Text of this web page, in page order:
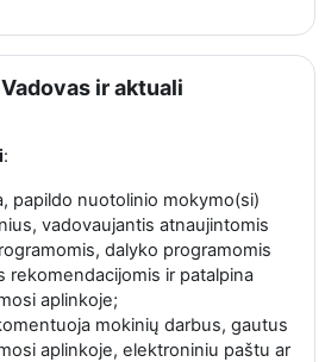
ir aktuali
:
papildo nuotolinio mokymo(si)
vadovaujantis atnaujintomis
dalyko programomis
rekomendacijomis ir patalpina
aplinkoje;
mokinių darbus, gautus
aplinkoje, elektroniniu paštu ar